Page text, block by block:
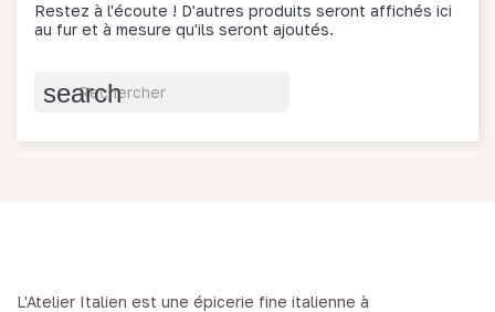
Restez à l'écoute ! D'autres produits seront affichés ici
au fur et à mesure qu'ils seront ajoutés.
search
L'Atelier Italien est une épicerie fine italienne à